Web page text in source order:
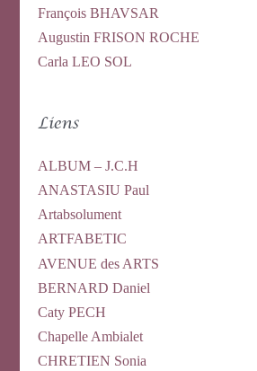
François BHAVSAR
Augustin FRISON ROCHE
Carla LEO SOL
Liens
ALBUM – J.C.H
ANASTASIU Paul
Artabsolument
ARTFABETIC
AVENUE des ARTS
BERNARD Daniel
Caty PECH
Chapelle Ambialet
CHRETIEN Sonia